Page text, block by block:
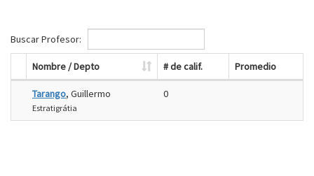
Buscar Profesor:
Nombre / Depto # de calif. Promedio
Tarango, Guillermo
Estratigrátia
0